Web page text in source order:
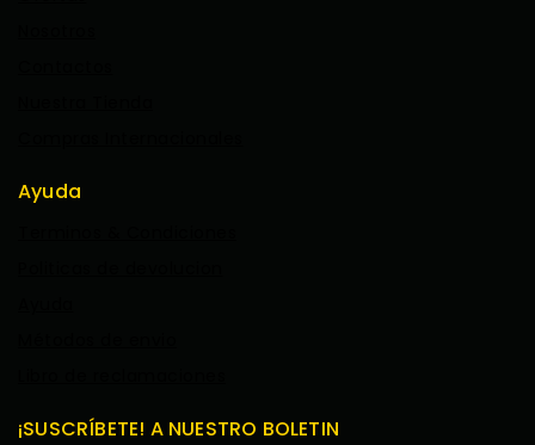
Ayuda
¡SUSCRÍBETE! A NUESTRO BOLETIN